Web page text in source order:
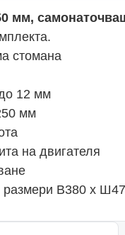
мм,
стомана
12 мм
мм
на двигателя
размери В380 х